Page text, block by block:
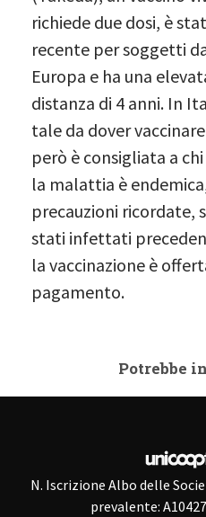
richiede due dosi, è
recente per soggetti
Europa e ha una
distanza di 4 anni. In
tale da dover
però è consigliata a
la malattia è
precauzioni ricordate,
stati infettati
la vaccinazione è
pagamento.
Potrebbe
N. Iscrizione Albo delle
prevalente: